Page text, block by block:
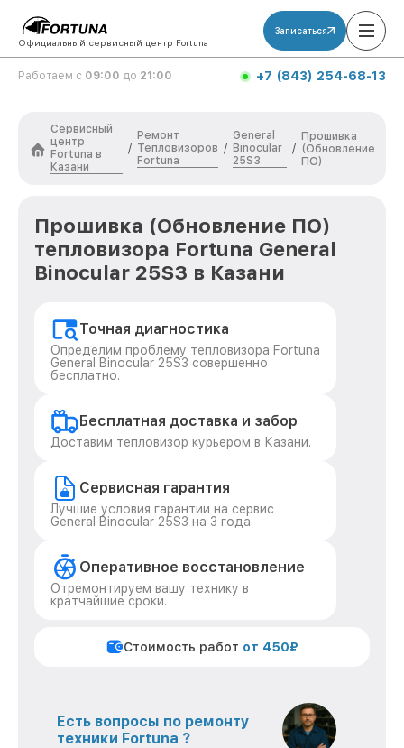
Официальный сервисный центр Fortuna
Записаться
Работаем с 09:00 до 21:00 +7 (843) 254-68-13
Сервисный
центр
Fortuna в
Казани
/
Ремонт
Тепловизоров
Fortuna
/
General
Binocular
25S3
/
Прошивка
(Обновление
ПО)
Прошивка (Обновление ПО)
тепловизора Fortuna General
Binocular 25S3 в Казани
Точная диагностика
Определим проблему тепловизора Fortuna
General Binocular 25S3 совершенно
бесплатно.
Бесплатная доставка и забор
Доставим тепловизор курьером в Казани.
Сервисная гарантия
Лучшие условия гарантии на сервис
General Binocular 25S3 на 3 года.
Оперативное восстановление
Отремонтируем вашу технику в
кратчайшие сроки.
Стоимость работ от 450₽
Есть вопросы по ремонту
техники Fortuna ?